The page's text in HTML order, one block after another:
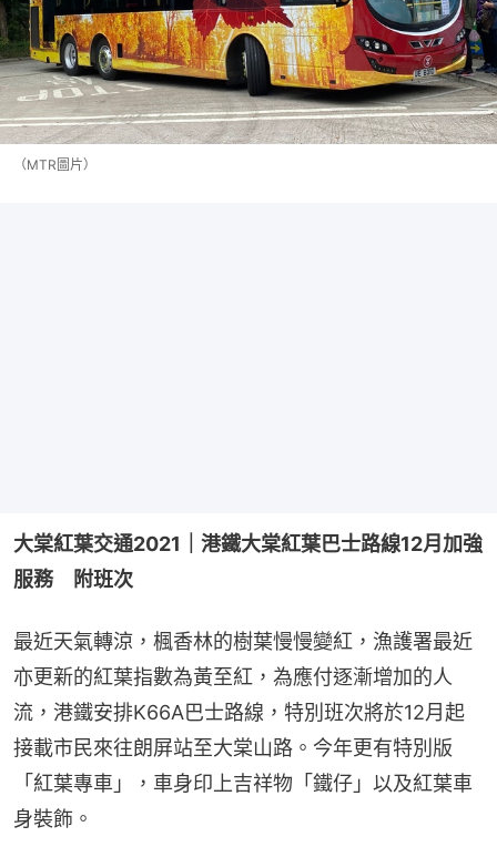
（MTR圖片）
大棠紅葉交通2021｜港鐵大棠紅葉巴士路線12月加強
服務　附班次
最近天氣轉涼，楓香林的樹葉慢慢變紅，漁護署最近
亦更新的紅葉指數為黃至紅，為應付逐漸增加的人
流，港鐵安排K66A巴士路線，特別班次將於12月起
接載市民來往朗屏站至大棠山路。今年更有特別版
「紅葉專車」，車身印上吉祥物「鐵仔」以及紅葉車
身裝飾。